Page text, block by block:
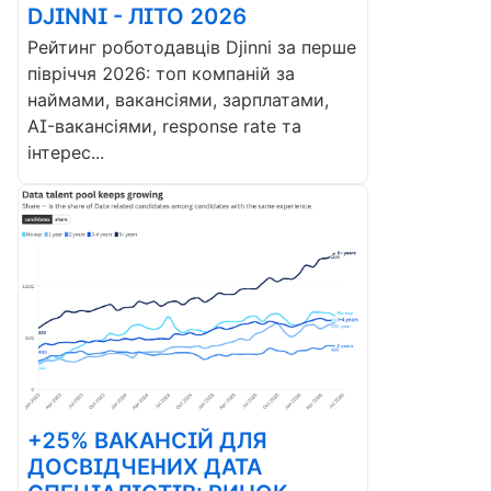
DJINNI - ЛІТО 2026
Рейтинг роботодавців Djinni за перше
півріччя 2026: топ компаній за
наймами, вакансіями, зарплатами,
AI-вакансіями, response rate та
інтерес...
+25% ВАКАНСІЙ ДЛЯ
ДОСВІДЧЕНИХ ДАТА